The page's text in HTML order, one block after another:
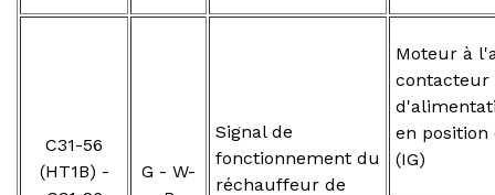
C31-56
(HT1B) -
G - W-
Signal de
fonctionnement du
réchauffeur de
Moteur à
contacteur
en position
(IG)